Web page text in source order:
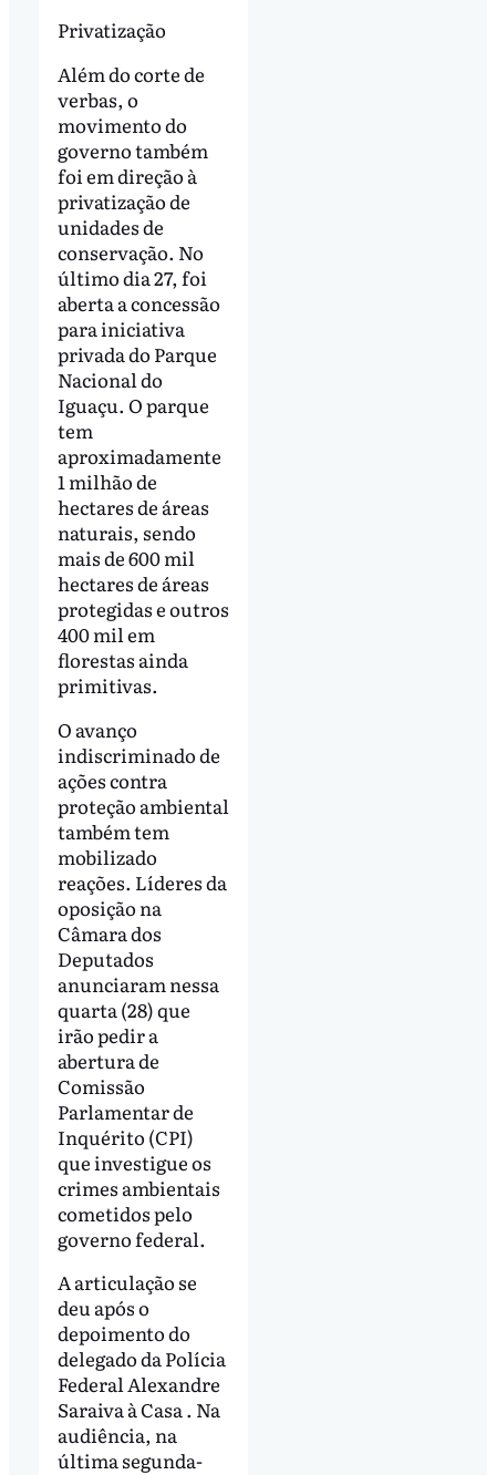
Privatização
Além do corte de
verbas, o
movimento do
governo também
foi em direção à
privatização de
unidades de
conservação. No
último dia 27, foi
aberta a concessão
para iniciativa
privada do Parque
Nacional do
Iguaçu. O parque
tem
aproximadamente
1 milhão de
hectares de áreas
naturais, sendo
mais de 600 mil
hectares de áreas
protegidas e outros
400 mil em
florestas ainda
primitivas.
O avanço
indiscriminado de
ações contra
proteção ambiental
também tem
mobilizado
reações. Líderes da
oposição na
Câmara dos
Deputados
anunciaram nessa
quarta (28) que
irão pedir a
abertura de
Comissão
Parlamentar de
Inquérito (CPI)
que investigue os
crimes ambientais
cometidos pelo
governo federal.
A articulação se
deu após o
depoimento do
delegado da Polícia
Federal Alexandre
Saraiva à Casa . Na
audiência, na
última segunda-